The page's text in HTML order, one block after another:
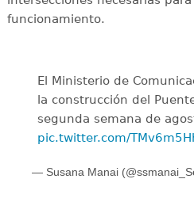
funcionamiento.
El Ministerio de
la construcción del
segunda semana de
pic.twitter.com/
— Susana Manai